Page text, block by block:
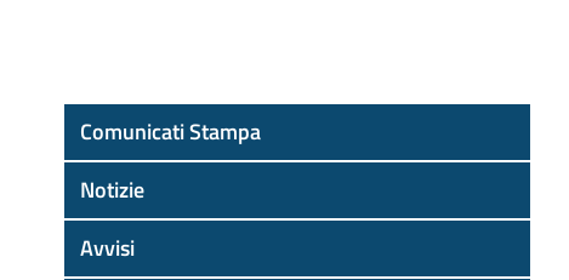
Comunicati Stampa
Notizie
Avvisi